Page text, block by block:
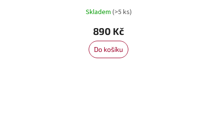
Skladem (>5 ks)
890 Kč
Do košíku